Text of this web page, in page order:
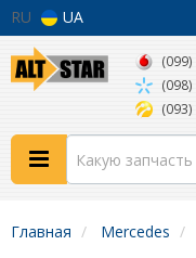
RU UA
(099)
(098)
(093)
Главная Mercedes